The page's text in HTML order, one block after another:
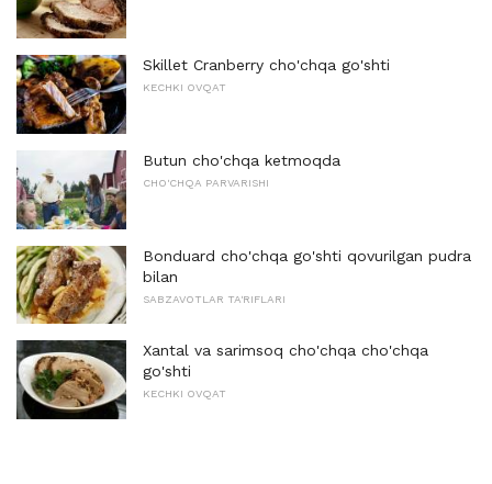
Skillet Cranberry cho'chqa go'shti
KECHKI OVQAT
Butun cho'chqa ketmoqda
CHO'CHQA PARVARISHI
Bonduard cho'chqa go'shti qovurilgan pudra
bilan
SABZAVOTLAR TA'RIFLARI
Xantal va sarimsoq cho'chqa cho'chqa
go'shti
KECHKI OVQAT